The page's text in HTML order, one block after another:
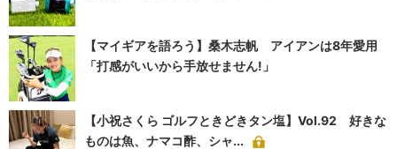
【マイギアを語ろう】桑木志帆 アイアンは8年愛用
「打感がいいから手放せません!」
【小祝さくら ゴルフときどきタン塩】Vol.92 好きな
ものは魚、ナマコ酢、シャ...